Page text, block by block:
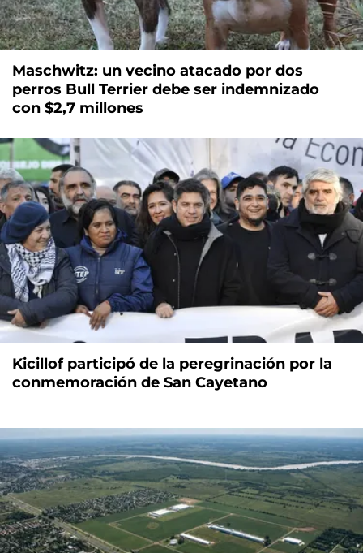
Maschwitz: un vecino atacado por dos
perros Bull Terrier debe ser indemnizado
con $2,7 millones
Kicillof participó de la peregrinación por la
conmemoración de San Cayetano